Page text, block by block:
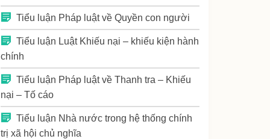
Tiểu luận Pháp luật về Quyền con người
Tiểu luận Luật Khiếu nại – khiếu kiện hành
chính
Tiểu luận Pháp luật về Thanh tra – Khiếu
nại – Tố cáo
Tiểu luận Nhà nước trong hệ thống chính
trị xã hội chủ nghĩa